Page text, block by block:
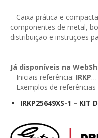
– Caixa prática e
componentes de metal,
distribuição e instruções
Já disponíveis na
– Iniciais referência: IRKP…
– Exemplos de
IRKP25649XS-1 – KIT